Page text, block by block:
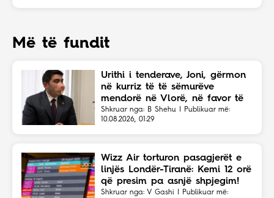
Më të fundit
Urithi i tenderave, Joni, gërmon
në kurriz të të sëmurëve
mendorë në Vlorë, në favor të
Eriola Likajt të “Clean Fast”.
Shkruar nga: B Shehu | Publikuar më:
10.08.2026, 01:29
Wizz Air torturon pasagjerët e
linjës Londër-Tiranë: Kemi 12 orë
që presim pa asnjë shpjegim!
Shkruar nga: V Gashi | Publikuar më: